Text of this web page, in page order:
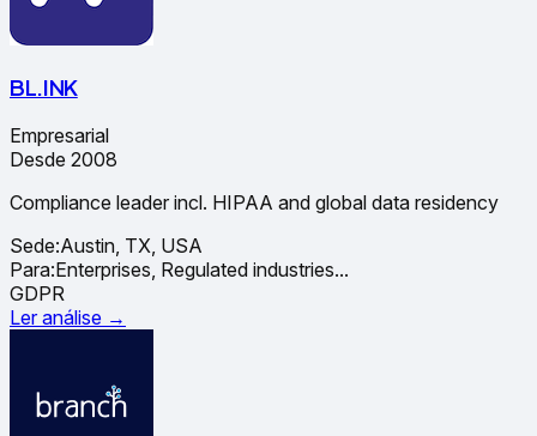
BL.INK
Empresarial
Desde 2008
Compliance leader incl. HIPAA and global data residency
Sede:Austin, TX, USA
Para:Enterprises, Regulated industries...
GDPR
Ler análise →